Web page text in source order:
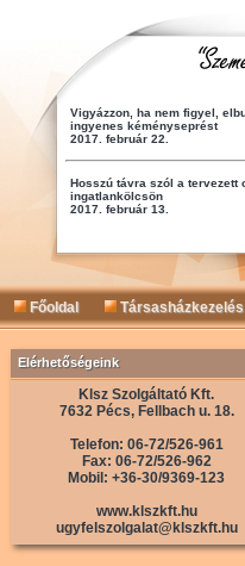
Főoldal Társasházkezelés
Elérhetőségeink
Klsz Szolgáltató Kft.
7632 Pécs, Fellbach u. 18.
Telefon: 06-72/526-961
Fax: 06-72/526-962
Mobil: +36-30/9369-123
www.klszkft.hu
ugyfelszolgalat@klszkft.hu